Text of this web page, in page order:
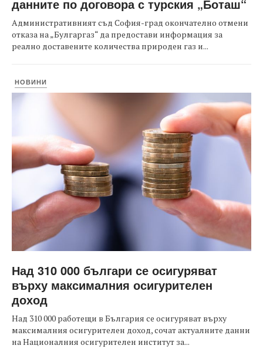
данните по договора с турския „Боташ“
Административният съд София-град окончателно отмени
отказа на „Булгаргаз“ да предостави информация за
реално доставените количества природен газ и...
НОВИНИ
Над 310 000 българи се осигуряват
върху максималния осигурителен
доход
Над 310 000 работещи в България се осигуряват върху
максималния осигурителен доход, сочат актуалните данни
на Националния осигурителен институт за...